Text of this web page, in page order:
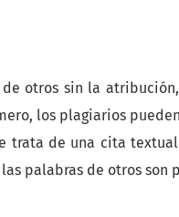
otros sin la
los plagiarios
de una cita
palabras de otros son